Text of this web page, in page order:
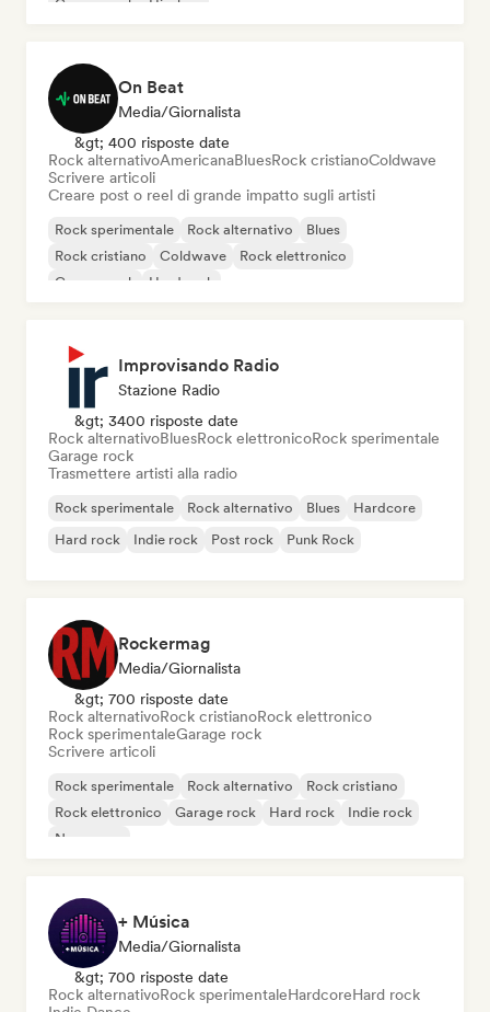
Garage rock Hip-hop
On Beat
Media/Giornalista
&gt; 400 risposte date
Rock alternativoAmericanaBluesRock cristianoColdwave
Scrivere articoli
Creare post o reel di grande impatto sugli artisti
Rock sperimentale Rock alternativo
Blues
Rock cristiano
Coldwave
Rock elettronico
Garage rock
Hard rock
Improvisando Radio
Stazione Radio
&gt; 3400 risposte date
Rock alternativoBluesRock elettronicoRock sperimentale
Garage rock
Trasmettere artisti alla radio
Rock sperimentale Rock alternativo Blues
Hardcore
Hard rock
Indie rock Post rock Punk Rock
Rockermag
Media/Giornalista
&gt; 700 risposte date
Rock alternativoRock cristianoRock elettronico
Rock sperimentaleGarage rock
Scrivere articoli
Rock sperimentale Rock alternativo
Rock cristiano
Rock elettronico
Garage rock Hard rock
Indie rock
New wave
+ Música
Media/Giornalista
&gt; 700 risposte date
Rock alternativoRock sperimentaleHardcoreHard rock